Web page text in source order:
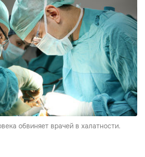
обвиняет врачей в халатности.